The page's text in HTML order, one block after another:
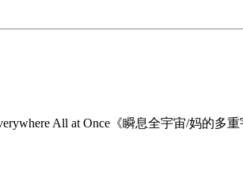
All at Once《瞬息全宇宙/妈的多